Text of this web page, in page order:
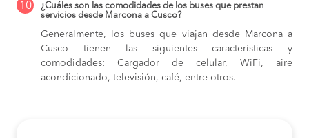
10
¿Cuáles son las comodidades de los buses que prestan
servicios desde Marcona a Cusco?
Generalmente, los buses que viajan desde Marcona a
Cusco tienen las siguientes características y
comodidades: Cargador de celular, WiFi, aire
acondicionado, televisión, café, entre otros.